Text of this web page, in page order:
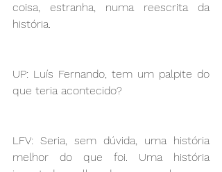
coisa, estranha, numa reescrita da
história.
UP: Luís Fernando, tem um palpite do
que teria acontecido?
LFV: Seria, sem dúvida, uma história
melhor do que foi. Uma história